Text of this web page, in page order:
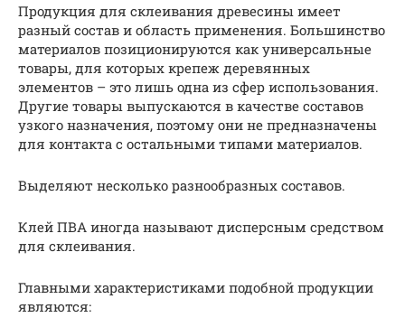
Продукция для склеивания древесины имеет
разный состав и область применения. Большинство
материалов позиционируются как универсальные
товары, для которых крепеж деревянных
элементов – это лишь одна из сфер использования.
Другие товары выпускаются в качестве составов
узкого назначения, поэтому они не предназначены
для контакта с остальными типами материалов.
Выделяют несколько разнообразных составов.
Клей ПВА иногда называют дисперсным средством
для склеивания.
Главными характеристиками подобной продукции
являются: